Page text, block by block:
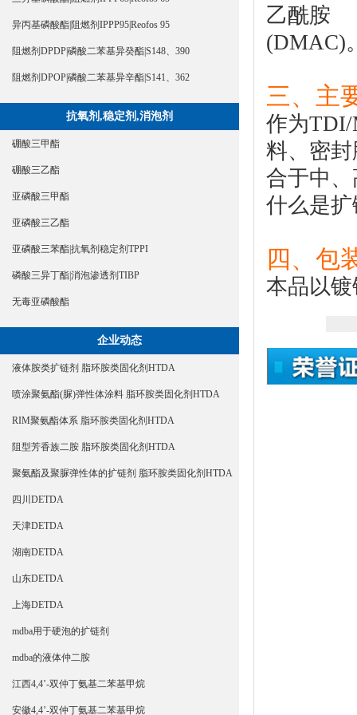
异丙基磷酸酯|阻燃剂IPPP95|Reofos 95
阻燃剂DPDP|磷酸二苯基异癸酯|S148、390
阻燃剂DPOP|磷酸二苯基异辛酯|S141、362
抗氧剂,稳定剂,消泡剂
硼酸三甲酯
硼酸三乙酯
亚磷酸三甲酯
亚磷酸三乙酯
亚磷酸三苯酯|抗氧剂稳定剂TPPI
磷酸三异丁酯|消泡渗透剂TIBP
无毒亚磷酸酯
企业动态
液体胺类扩链剂 脂环胺类固化剂HTDA
喷涂聚氨酯(脲)弹性体涂料 脂环胺类固化剂HTDA
RIM聚氨酯体系 脂环胺类固化剂HTDA
阻型芳香族二胺 脂环胺类固化剂HTDA
聚氨酯及聚脲弹性体的扩链剂 脂环胺类固化剂HTDA
四川DETDA
天津DETDA
湖南DETDA
山东DETDA
上海DETDA
mdba用于硬泡的扩链剂
mdba的液体仲二胺
江西4,4’-双仲丁氨基二苯基甲烷
安徽4,4’-双仲丁氨基二苯基甲烷
乙酰胺
(DMAC)
三、主
作为TDI/
料、密
合于中
什么是扩
四、包
本品以